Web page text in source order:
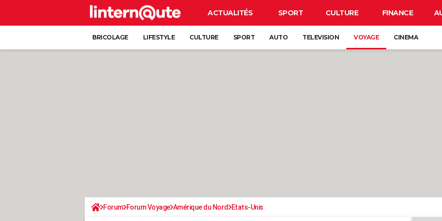
ACTUALITÉS SPORT CULTURE FINANCE
BRICOLAGE LIFESTYLE CULTURE SPORT AUTO TELEVISION VOYAGE CINEMA
Forum Forum Voyage Amérique du Nord Etats-Unis